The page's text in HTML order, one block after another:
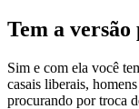
Tem a versão
Sim e com ela você
casais liberais,
procurando por troca